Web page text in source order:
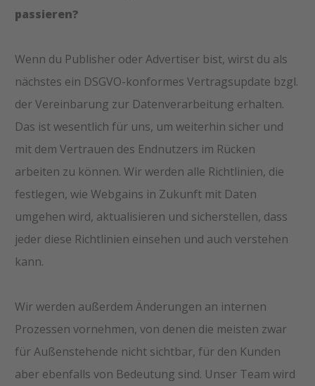
passieren?
Wenn du Publisher oder Advertiser bist, wirst du als
nächstes ein DSGVO-konformes Vertragsupdate bzgl.
der Vereinbarung zur Datenverarbeitung erhalten.
Das ist wesentlich für uns, um weiterhin sicher und
mit dem Vertrauen des Endnutzers im Rücken
arbeiten zu können. Wir werden alle Richtlinien, die
festlegen, wie Webgains in Zukunft mit Daten
umgehen wird, aktualisieren und sicherstellen, dass
jeder diese Richtlinien einsehen und auch verstehen
kann.
Wir werden außerdem Änderungen an internen
Prozessen vornehmen, von denen die meisten zwar
für Außenstehende nicht sichtbar, für den Kunden
aber ebenfalls von Bedeutung sind. Unser Team wird